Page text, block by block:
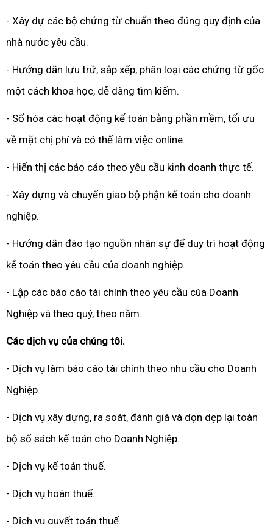
- Xây dự các bộ chứng từ chuẩn theo đúng quy định của
nhà nước yêu cầu.
- Hướng dẫn lưu trữ, sắp xếp, phân loại các chứng từ gốc
một cách khoa học, dễ dàng tìm kiếm.
- Số hóa các hoạt động kế toán bằng phần mềm, tối ưu
về mặt chị phí và có thể làm việc online.
- Hiển thị các báo cáo theo yêu cầu kinh doanh thực tế.
- Xây dựng và chuyển giao bộ phận kế toán cho doanh
nghiệp.
- Hướng dẫn đào tạo nguồn nhân sự để duy trì hoạt động
kế toán theo yêu cầu của doanh nghiệp.
- Lập các báo cáo tài chính theo yêu cầu cùa Doanh
Nghiệp và theo quý, theo năm.
Các dịch vụ của chúng tôi.
- Dịch vụ làm báo cáo tài chính theo nhu cầu cho Doanh
Nghiệp.
- Dịch vụ xây dựng, ra soát, đánh giá và dọn dẹp lại toàn
bộ sổ sách kế toán cho Doanh Nghiệp.
- Dịch vụ kế toán thuế.
- Dịch vụ hoàn thuế.
- Dịch vụ quyết toán thuế.